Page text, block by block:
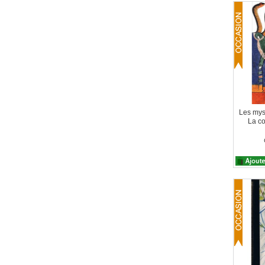
Les
La